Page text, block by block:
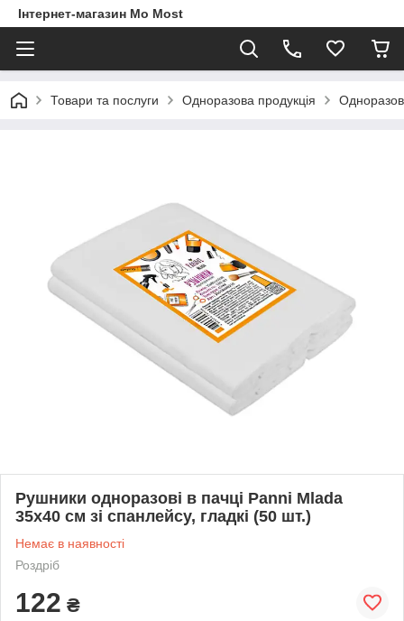
Інтернет-магазин Mo Most
Товари та послуги Одноразова продукція
Рушники одноразові в пачці Panni Mlada
35х40 см зі спанлейсу, гладкі (50 шт.)
Немає в наявності
Роздріб
122 ₴